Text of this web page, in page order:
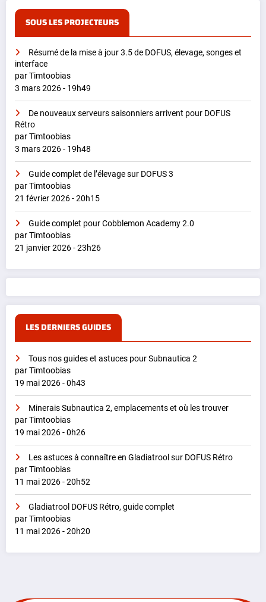
SOUS LES PROJECTEURS
Résumé de la mise à jour 3.5 de DOFUS, élevage, songes et
interface
par Timtoobias
3 mars 2026 - 19h49
De nouveaux serveurs saisonniers arrivent pour DOFUS
Rétro
par Timtoobias
3 mars 2026 - 19h48
Guide complet de l’élevage sur DOFUS 3
par Timtoobias
21 février 2026 - 20h15
Guide complet pour Cobblemon Academy 2.0
par Timtoobias
21 janvier 2026 - 23h26
LES DERNIERS GUIDES
Tous nos guides et astuces pour Subnautica 2
par Timtoobias
19 mai 2026 - 0h43
Minerais Subnautica 2, emplacements et où les trouver
par Timtoobias
19 mai 2026 - 0h26
Les astuces à connaître en Gladiatrool sur DOFUS Rétro
par Timtoobias
11 mai 2026 - 20h52
Gladiatrool DOFUS Rétro, guide complet
par Timtoobias
11 mai 2026 - 20h20